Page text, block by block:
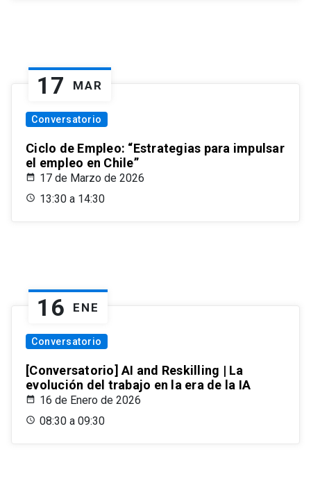
17 MAR
Conversatorio
Ciclo de Empleo: “Estrategias para impulsar
el empleo en Chile”
17 de Marzo de 2026
13:30 a 14:30
16 ENE
Conversatorio
[Conversatorio] AI and Reskilling | La
evolución del trabajo en la era de la IA
16 de Enero de 2026
08:30 a 09:30